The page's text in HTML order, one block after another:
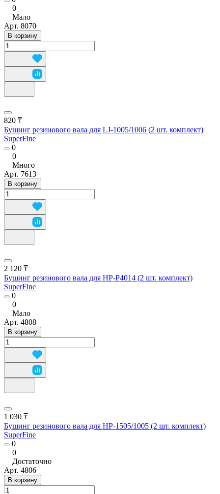
0
Мало
Арт. 8070
В корзину
820 ₸
Бушинг резинового вала для LJ-1005/1006 (2 шт. комплект)
SuperFine
0
0
Много
Арт. 7613
В корзину
2 120 ₸
Бушинг резинового вала для HP-P4014 (2 шт. комплект)
SuperFine
0
0
Мало
Арт. 4808
В корзину
1 030 ₸
Бушинг резинового вала для HP-1505/1005 (2 шт. комплект)
SuperFine
0
0
Достаточно
Арт. 4806
В корзину